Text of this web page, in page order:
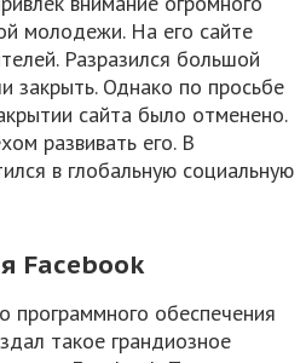
молодежи. На его сайте
Разразился большой
закрыть. Однако по просьбе
сайта было отменено.
развивать его. В
в глобальную социальную
Facebook
программного обеспечения
такое грандиозное